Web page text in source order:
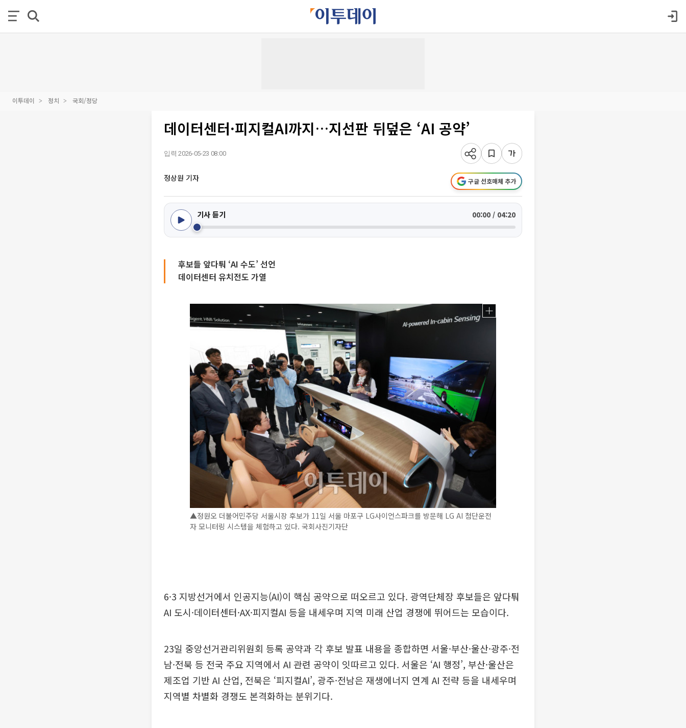
이투데이 정치 국회/정당
데이터센터·피지컬AI까지…지선판 뒤덮은 ‘AI 공약’
입력 2026-05-23 08:00
정상원 기자 구글 선호매체 추가
기사 듣기 00:00 / 04:20
후보들 앞다퉈 ‘AI 수도’ 선언
데이터센터 유치전도 가열
▲정원오 더불어민주당 서울시장 후보가 11일 서울 마포구 LG사이언스파크를 방문해 LG AI 첨단운전
자 모니터링 시스템을 체험하고 있다. 국회사진기자단
6·3 지방선거에서 인공지능(AI)이 핵심 공약으로 떠오르고 있다. 광역단체장 후보들은 앞다퉈
AI 도시·데이터센터·AX·피지컬AI 등을 내세우며 지역 미래 산업 경쟁에 뛰어드는 모습이다.
23일 중앙선거관리위원회 등록 공약과 각 후보 발표 내용을 종합하면 서울·부산·울산·광주·전
남·전북 등 전국 주요 지역에서 AI 관련 공약이 잇따르고 있다. 서울은 ‘AI 행정’, 부산·울산은
제조업 기반 AI 산업, 전북은 ‘피지컬AI’, 광주·전남은 재생에너지 연계 AI 전략 등을 내세우며
지역별 차별화 경쟁도 본격화하는 분위기다.